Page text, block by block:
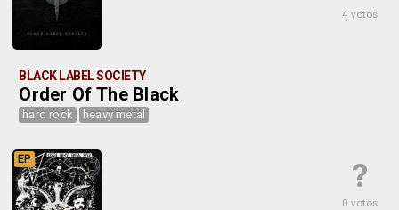
4 votos
BLACK LABEL SOCIETY
Order Of The Black
hard rock heavy metal
?
0 votos
EP